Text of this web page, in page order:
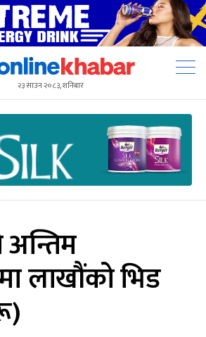
२३ साउन २०८३, शनिबार
लाखौंको भिड